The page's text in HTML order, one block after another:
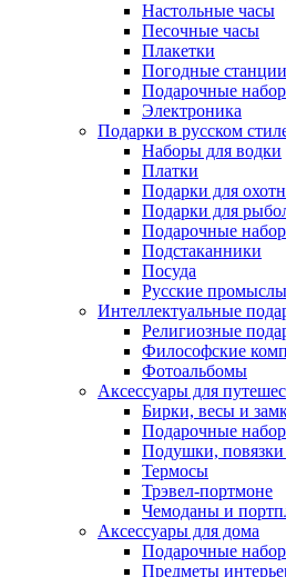
Настольные часы
Песочные часы
Плакетки
Погодные станции
Подарочные
Электроника
Подарки в русском
Наборы для водки
Платки
Подарки для
Подарки для
Подарочные
Подстаканники
Посуда
Русские промыслы
Интеллектуальные
Религиозные
Философские
Фотоальбомы
Аксессуары для
Бирки, весы и
Подарочные
Подушки, повязки
Термосы
Трэвел-портмоне
Чемоданы и
Аксессуары для дома
Подарочные
Предметы